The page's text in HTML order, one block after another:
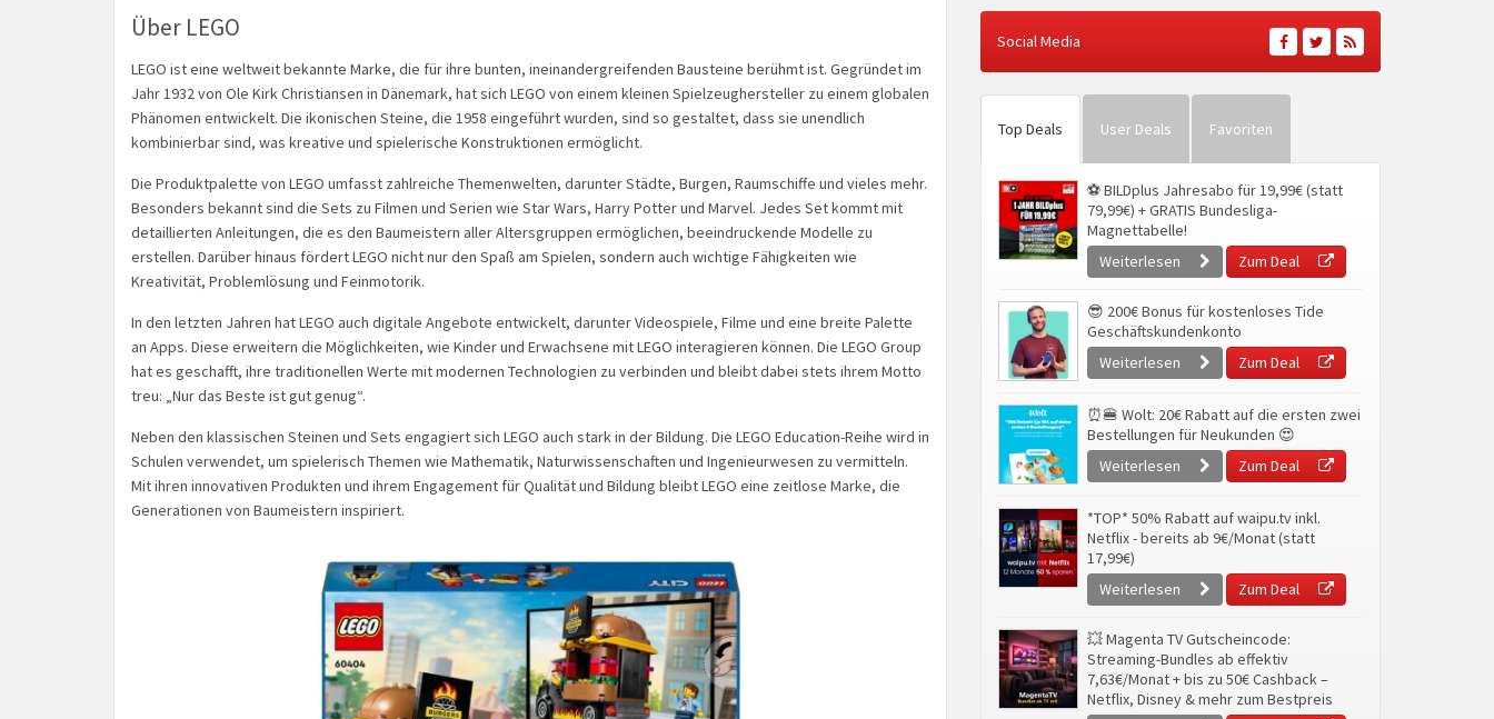
Über LEGO
LEGO ist eine weltweit bekannte Marke, die für ihre bunten, ineinandergreifenden Bausteine berühmt ist. Gegründet im
Jahr 1932 von Ole Kirk Christiansen in Dänemark, hat sich LEGO von einem kleinen Spielzeughersteller zu einem globalen
Phänomen entwickelt. Die ikonischen Steine, die 1958 eingeführt wurden, sind so gestaltet, dass sie unendlich
kombinierbar sind, was kreative und spielerische Konstruktionen ermöglicht.
Die Produktpalette von LEGO umfasst zahlreiche Themenwelten, darunter Städte, Burgen, Raumschiffe und vieles mehr.
Besonders bekannt sind die Sets zu Filmen und Serien wie Star Wars, Harry Potter und Marvel. Jedes Set kommt mit
detaillierten Anleitungen, die es den Baumeistern aller Altersgruppen ermöglichen, beeindruckende Modelle zu
erstellen. Darüber hinaus fördert LEGO nicht nur den Spaß am Spielen, sondern auch wichtige Fähigkeiten wie
Kreativität, Problemlösung und Feinmotorik.
In den letzten Jahren hat LEGO auch digitale Angebote entwickelt, darunter Videospiele, Filme und eine breite Palette
an Apps. Diese erweitern die Möglichkeiten, wie Kinder und Erwachsene mit LEGO interagieren können. Die LEGO Group
hat es geschafft, ihre traditionellen Werte mit modernen Technologien zu verbinden und bleibt dabei stets ihrem Motto
treu: „Nur das Beste ist gut genug“.
Neben den klassischen Steinen und Sets engagiert sich LEGO auch stark in der Bildung. Die LEGO Education-Reihe wird in
Schulen verwendet, um spielerisch Themen wie Mathematik, Naturwissenschaften und Ingenieurwesen zu vermitteln.
Mit ihren innovativen Produkten und ihrem Engagement für Qualität und Bildung bleibt LEGO eine zeitlose Marke, die
Generationen von Baumeistern inspiriert.
Social Media
Top Deals User Deals Favoriten
⚽ BILDplus Jahresabo für 19,99€ (statt
79,99€) + GRATIS Bundesliga-
Magnettabelle!
Weiterlesen
Zum Deal
😎 200€ Bonus für kostenloses Tide
Geschäftskundenkonto
Weiterlesen
Zum Deal
⏰🍔 Wolt: 20€ Rabatt auf die ersten zwei
Bestellungen für Neukunden 😍
Weiterlesen
Zum Deal
*TOP* 50% Rabatt auf waipu.tv inkl.
Netflix - bereits ab 9€/Monat (statt
17,99€)
Weiterlesen
Zum Deal
💥 Magenta TV Gutscheincode:
Streaming-Bundles ab effektiv
7,63€/Monat + bis zu 50€ Cashback –
Netflix, Disney & mehr zum Bestpreis